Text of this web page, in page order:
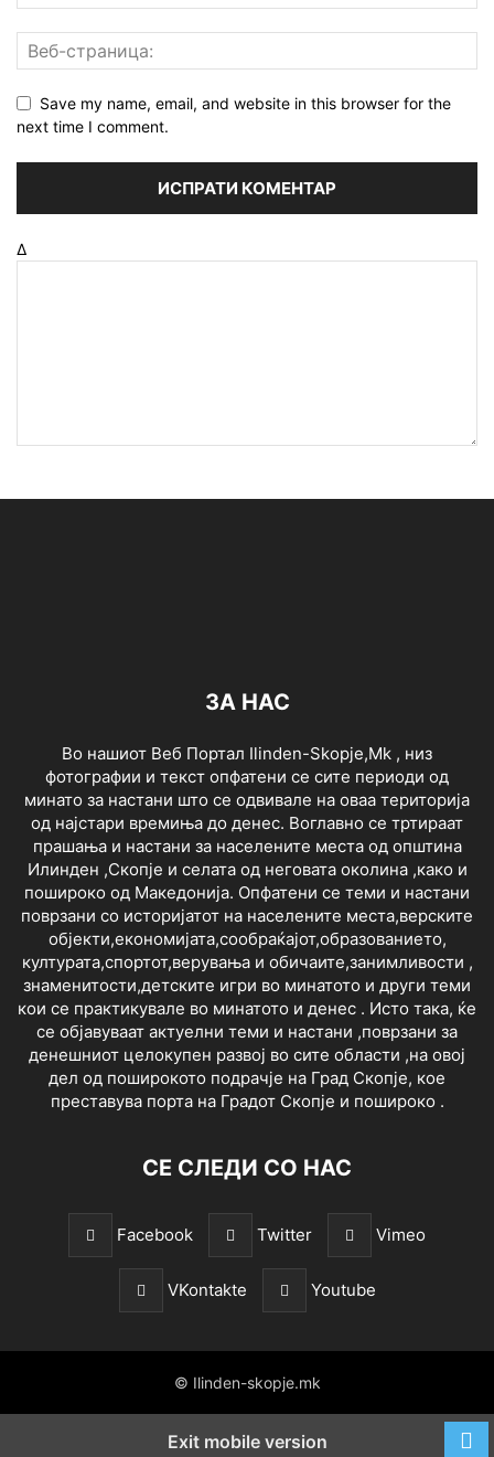
Save my name, email, and website in this browser for the
next time I comment.
Δ
ЗА НАС
Во нашиот Веб Портал Ilinden-Skopje,Mk , низ
фотографии и текст опфатени се сите периоди од
минато за настани што се одвивале на оваа територија
од најстари времиња до денес. Воглавно се тртираат
прашања и настани за населените места од општина
Илинден ,Скопје и селата од неговата околина ,како и
пошироко од Македонија. Опфатени се теми и настани
поврзани со историјатот на населените места,верските
објекти,економијата,сообраќајот,образованието,
културата,спортот,верувања и обичаите,занимливости ,
знаменитости,детските игри во минатото и други теми
кои се практикувале во минатото и денес . Исто така, ќе
се објавуваат актуелни теми и настани ,поврзани за
денешниот целокупен развој во сите области ,на овој
дел од поширокото подрачје на Град Скопје, кое
преставува порта на Градот Скопје и пошироко .
СЕ СЛЕДИ СО НАС
Facebook Twitter Vimeo
VKontakte Youtube
© Ilinden-skopje.mk
Exit mobile version